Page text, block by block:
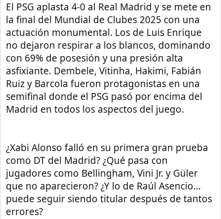
El PSG aplasta 4-0 al Real Madrid y se mete en
la final del Mundial de Clubes 2025 con una
actuación monumental. Los de Luis Enrique
no dejaron respirar a los blancos, dominando
con 69% de posesión y una presión alta
asfixiante. Dembele, Vitinha, Hakimi, Fabián
Ruiz y Barcola fueron protagonistas en una
semifinal donde el PSG pasó por encima del
Madrid en todos los aspectos del juego.
¿Xabi Alonso falló en su primera gran prueba
como DT del Madrid? ¿Qué pasa con
jugadores como Bellingham, Vini Jr. y Güler
que no aparecieron? ¿Y lo de Raúl Asencio…
puede seguir siendo titular después de tantos
errores?